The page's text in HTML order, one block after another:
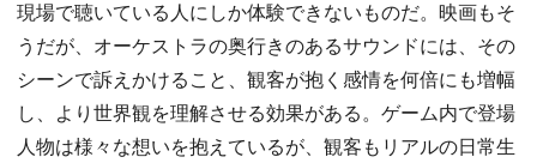
現場で聴いている人にしか体験できないものだ。映画もそ
うだが、オーケストラの奥行きのあるサウンドには、その
シーンで訴えかけること、観客が抱く感情を何倍にも増幅
し、より世界観を理解させる効果がある。ゲーム内で登場
人物は様々な想いを抱えているが、観客もリアルの日常生